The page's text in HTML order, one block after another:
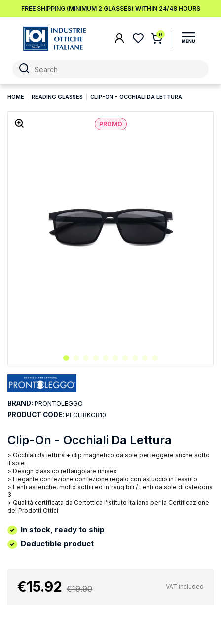
FREE SHIPPING (MINIMUM 2 GLASSES) WITHIN 24/48 HOURS
0
HOME READING GLASSES CLIP-ON - OCCHIALI DA LETTURA
PROMO
Clip-On - Occhiali Da Lettura
> Occhiali da lettura + clip magnetico da sole per leggere anche sotto
il sole
> Design classico rettangolare unisex
> Elegante confezione confezione regalo con astuccio in tessuto
> Lenti asferiche, molto sottili ed infrangibili / Lenti da sole di categoria
3
> Qualità certificata da Certottica l’Istituto Italiano per la Certificazione
dei Prodotti Ottici
In stock, ready to ship
Deductible product
BRAND: PRONTOLEGGO
PRODUCT CODE: PLCLIBKGR10
€15.92 €19.90 VAT included